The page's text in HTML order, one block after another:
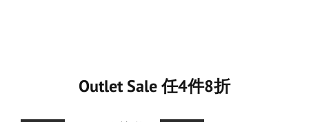
Outlet Sale 任4件8折